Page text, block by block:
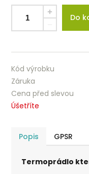
Do
Kód výrobku
Záruka
Cena před slevou
Úšetříte
Popis GPSR
Termoprádlo